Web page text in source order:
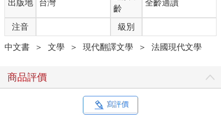
想到這位同業的：那是一名出色的小兒科醫師，也是一位聲譽卓
著的眼科醫師，順帶一提，還是一名很有能力的催眠治療師。他
推斷在正常情況下，這種失明狀態應該不會超過十分鐘，然後他
就掛上電話，然而距離事發當時已經過了整整十五分鐘了。
在車上，小女孩一邊哭泣，一邊拍打太陽穴。她的母親拉住她的
袋，就像我們會敲打一台壞掉的機器，傻傻地期望它能重新發動
一樣。而那位父親則開著他那輛搖晃不已的老舊福斯汽車，希望
過什麼事，而且還瞞著他。他反覆思索所有可能的原因，從一縷
蒸氣到重重一跤都有可能。但是，不，蒙娜說了無數次：
出版地 台灣
齡
全齡適讀
注音 級別
中文書 ＞ 文學 ＞ 現代翻譯文學 ＞ 法國現代文學
商品評價
寫評價